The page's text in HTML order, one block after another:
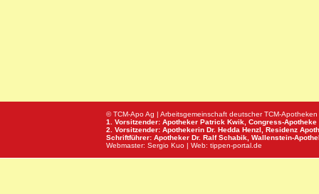
© TCM-Apo Ag | Arbeitsgemeinschaft deutscher TCM-Apotheken
1. Vorsitzender: Apotheker Patrick Kwik, Congress-Apotheke
2. Vorsitzender: Apothekerin Dr. Hedda Henzl, Residenz
Schriftführer: Apotheker Dr. Ralf Schabik, Wallenstein-
Webmaster: Sergio Kuo | Web: tippen-portal.de